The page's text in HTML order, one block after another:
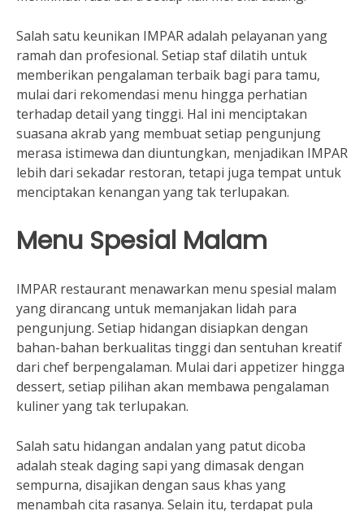
Salah satu keunikan IMPAR adalah pelayanan yang
ramah dan profesional. Setiap staf dilatih untuk
memberikan pengalaman terbaik bagi para tamu,
mulai dari rekomendasi menu hingga perhatian
terhadap detail yang tinggi. Hal ini menciptakan
suasana akrab yang membuat setiap pengunjung
merasa istimewa dan diuntungkan, menjadikan IMPAR
lebih dari sekadar restoran, tetapi juga tempat untuk
menciptakan kenangan yang tak terlupakan.
Menu Spesial Malam
IMPAR restaurant menawarkan menu spesial malam
yang dirancang untuk memanjakan lidah para
pengunjung. Setiap hidangan disiapkan dengan
bahan-bahan berkualitas tinggi dan sentuhan kreatif
dari chef berpengalaman. Mulai dari appetizer hingga
dessert, setiap pilihan akan membawa pengalaman
kuliner yang tak terlupakan.
Salah satu hidangan andalan yang patut dicoba
adalah steak daging sapi yang dimasak dengan
sempurna, disajikan dengan saus khas yang
menambah cita rasanya. Selain itu, terdapat pula